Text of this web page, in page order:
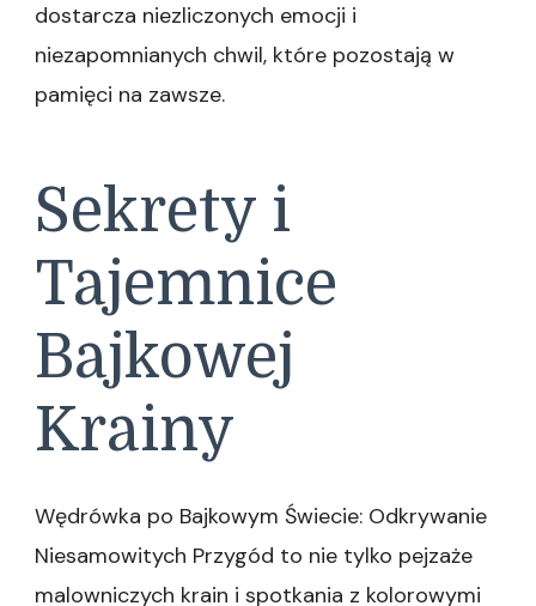
dostarcza niezliczonych emocji i
niezapomnianych chwil, które pozostają w
pamięci na zawsze.
Sekrety i
Tajemnice
Bajkowej
Krainy
Wędrówka po Bajkowym Świecie: Odkrywanie
Niesamowitych Przygód to nie tylko pejzaże
malowniczych krain i spotkania z kolorowymi